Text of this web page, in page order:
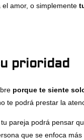
amor, o simplemente
prioridad
porque te siente
te podrá prestar la
pareja podrá pensar
que se enfoca